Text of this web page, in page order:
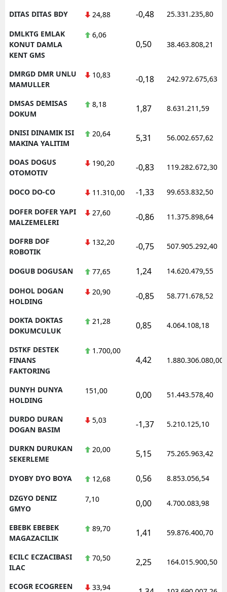
DITAS DITAS BDY 24,88 -0,48 25.331.235,80
DMLKTG EMLAK
KONUT DAMLA
KENT GMS
6,06
0,50 38.463.808,21
DMRGD DMR UNLU
MAMULLER
10,83 -0,18 242.972.675,63
DMSAS DEMISAS
DOKUM
8,18 1,87 8.631.211,59
DNISI DINAMIK ISI
MAKINA YALITIM
20,64 5,31 56.002.657,62
DOAS DOGUS
OTOMOTIV
190,20 -0,83 119.282.672,30
DOCO DO-CO 11.310,00 -1,33 99.653.832,50
DOFER DOFER YAPI
MALZEMELERI
27,60 -0,86 11.375.898,64
DOFRB DOF
ROBOTIK
132,20 -0,75 507.905.292,40
DOGUB DOGUSAN 77,65 1,24 14.620.479,55
DOHOL DOGAN
HOLDING
20,90 -0,85 58.771.678,52
DOKTA DOKTAS
DOKUMCULUK
21,28 0,85 4.064.108,18
DSTKF DESTEK
FINANS
FAKTORING
1.700,00
4,42 1.880.306.080,00
DUNYH DUNYA
HOLDING
151,00 0,00 51.443.578,40
DURDO DURAN
DOGAN BASIM
5,03 -1,37 5.210.125,10
DURKN DURUKAN
SEKERLEME
20,00 5,15 75.265.963,42
DYOBY DYO BOYA 12,68 0,56 8.853.056,54
DZGYO DENIZ
GMYO
7,10 0,00 4.700.083,98
EBEBK EBEBEK
MAGAZACILIK
89,70 1,41 59.876.400,70
ECILC ECZACIBASI
ILAC
70,50 2,25 164.015.900,50
ECOGR ECOGREEN
33,94